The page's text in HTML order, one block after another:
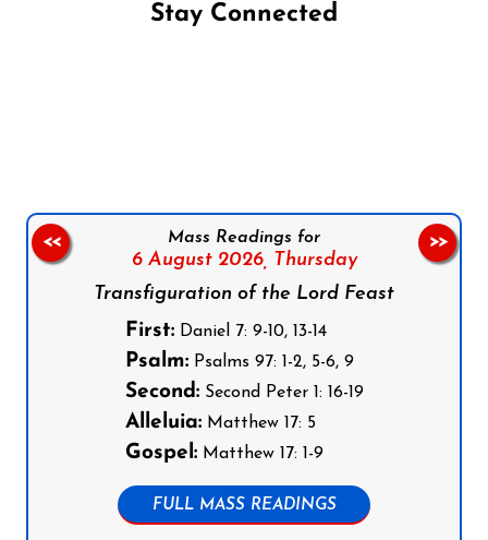
Stay Connected
Mass Readings for
6 August 2026, Thursday
Transfiguration of the Lord Feast
First:Daniel 7: 9-10, 13-14
Psalm:Psalms 97: 1-2, 5-6, 9
Second:Second Peter 1: 16-19
Alleluia:Matthew 17: 5
Gospel:Matthew 17: 1-9
FULL MASS READINGS
<< >>